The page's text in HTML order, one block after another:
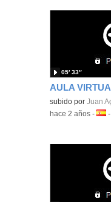
AULA
Contenido
subido porJuan
05′ 33″
-hace 2 años -